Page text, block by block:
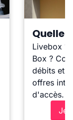
Quelle
Livebox ?
Box ?
débits et
offres
d'accès.
Je